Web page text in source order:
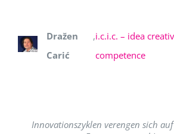
Dražen
Carić
,i.c.i.c. – idea
competence
Innovationszyklen verengen sich